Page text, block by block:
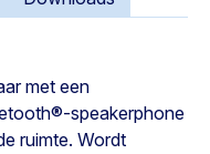
met een
speakerphone
ruimte. Wordt